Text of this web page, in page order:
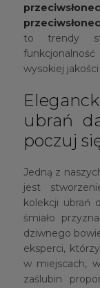
to trendy
wysokiej
ubrań
poczuj
Jedną z
jest
kolekcji ubrań
śmiało
dziwnego
eksperci,
w miejscach,
zaślubin